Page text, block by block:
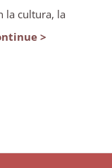
la cultura, la
>